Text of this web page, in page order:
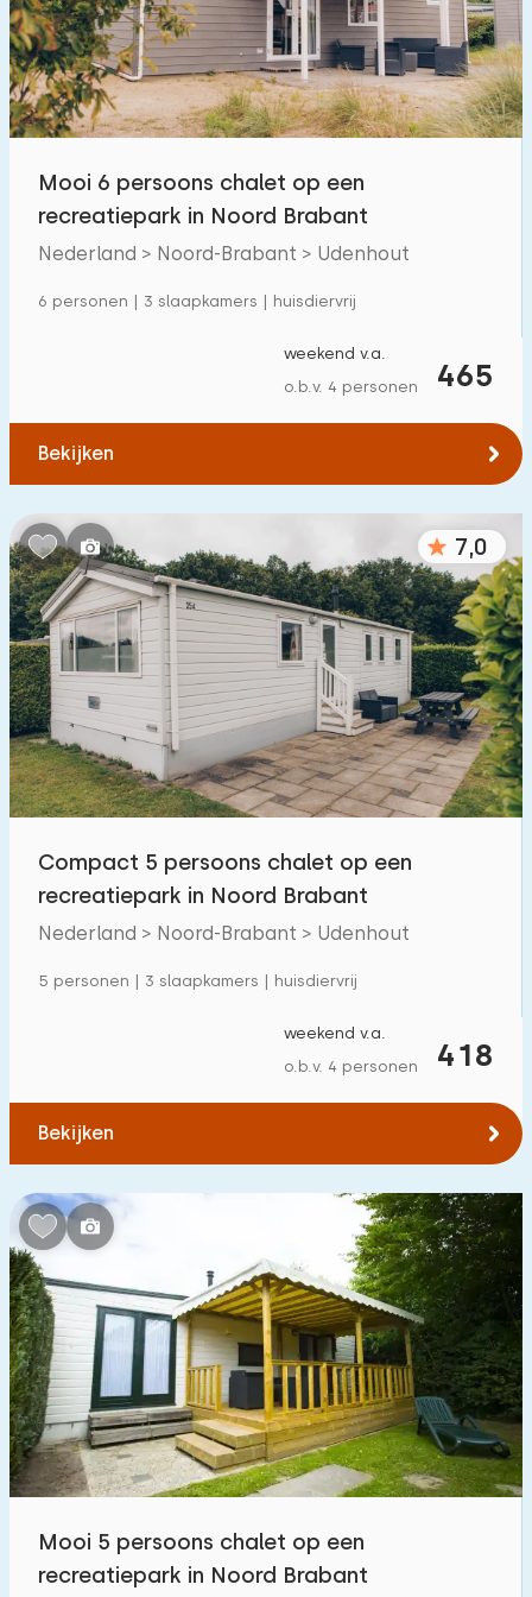
Zwembad 55
Omheinde tuin 1
Huisdiervrij 21
Oplaadpunt auto
€ 0 — € 1000+
Slaapkamers:
1 2 3 4 5
Badkamers:
1 2 3 4 5
Afstanden
Vanaf Udenhout(max. aantal km):
Tot zee(max. aantal km):
20
1 2
Tot water(max. aantal km)
1 10
Tot openbaar vervoer(max. aantal km):
0,2 0,5 1 2 5
Accommodatie
Op vakantiepark
Mooi 6 persoons chalet op een
recreatiepark in Noord Brabant
Nederland > Noord-Brabant > Udenhout
6 personen | 3 slaapkamers | huisdiervrij
465
weekend v.a.
o.b.v. 4 personen
Bekijken
7,0
Compact 5 persoons chalet op een
recreatiepark in Noord Brabant
Nederland > Noord-Brabant > Udenhout
5 personen | 3 slaapkamers | huisdiervrij
418
weekend v.a.
o.b.v. 4 personen
Bekijken
Mooi 5 persoons chalet op een
recreatiepark in Noord Brabant